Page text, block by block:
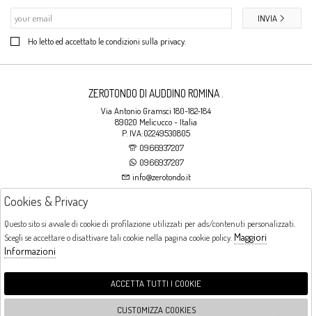
Ho letto ed accettato le condizioni sulla privacy.
INVIA
ZEROTONDO DI AUDDINO ROMINA .
Via Antonio Gramsci 180-182-184
89020 Melicucco - Italia
P. IVA:02249530805
0966937207
0966937207
info@zerotondo.it
Orari di apertura
LUNEDI: CHIUSO LA MATTINA - DALLE 16:00 ALLE 20:00 DAL MARTEDI AL
Cookies & Privacy
Questo sito si avvale di cookie di profilazione utilizzati per ads/contenuti personalizzati.
Scegli se accettare o disattivare tali cookie nella pagina cookie policy. Maggiori
Informazioni
ACCETTA TUTTI I COOKIE
CUSTOMIZZA COOKIES